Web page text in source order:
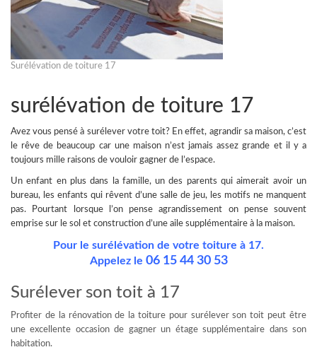
Surélévation de toiture 17
surélévation de toiture 17
Avez vous pensé à surélever votre toit? En effet, agrandir sa maison, c’est
le rêve de beaucoup car une maison n’est jamais assez grande et il y a
toujours mille raisons de vouloir gagner de l’espace.
Un enfant en plus dans la famille, un des parents qui aimerait avoir un
bureau, les enfants qui rêvent d’une salle de jeu, les motifs ne manquent
pas.
Pourtant lorsque l’on pense agrandissement on pense souvent
emprise sur le sol et construction d’une aile supplémentaire à la maison.
Pour le surélévation de votre toiture à 17.
Appelez le 06 15 44 30 53
Surélever son toit à 17
Profiter de la rénovation de la toiture pour surélever son toit peut être
une excellente occasion de gagner un étage supplémentaire dans son
habitation.